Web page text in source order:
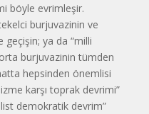
böyle evrimleşir.
burjuvazinin ve
geçişin; ya da “milli
burjuvazinin tümden
hepsinden önemlisi
karşı toprak devrimi”
demokratik devrim”